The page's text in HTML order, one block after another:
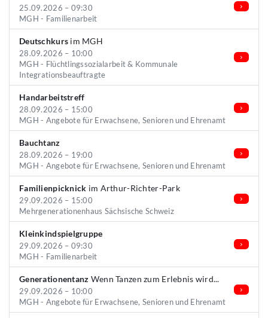
25.09.2026 – 09:30
MGH - Familienarbeit
Deutschkurs im MGH
28.09.2026 – 10:00
MGH - Flüchtlingssozialarbeit & Kommunale
Integrationsbeauftragte
Handarbeitstreff
28.09.2026 – 15:00
MGH - Angebote für Erwachsene, Senioren und Ehrenamt
Bauchtanz
28.09.2026 – 19:00
MGH - Angebote für Erwachsene, Senioren und Ehrenamt
Familienpicknick im Arthur-Richter-Park
29.09.2026 – 15:00
Mehrgenerationenhaus Sächsische Schweiz
Kleinkindspielgruppe
29.09.2026 – 09:30
MGH - Familienarbeit
Generationentanz Wenn Tanzen zum Erlebnis wird...
29.09.2026 – 10:00
MGH - Angebote für Erwachsene, Senioren und Ehrenamt